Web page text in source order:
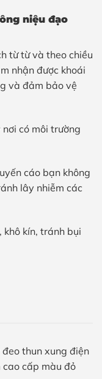
niệu đạo
từ từ và theo chiều
nhận được khoái
và đảm bảo vệ
có môi trường
cáo bạn không
lây nhiễm các
khô kín, tránh bụi